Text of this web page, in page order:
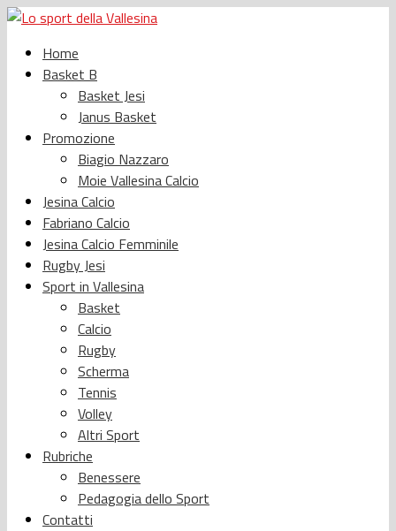
Home
Basket B
Basket Jesi
Janus Basket
Promozione
Biagio Nazzaro
Moie Vallesina Calcio
Jesina Calcio
Fabriano Calcio
Jesina Calcio Femminile
Rugby Jesi
Sport in Vallesina
Basket
Calcio
Rugby
Scherma
Tennis
Volley
Altri Sport
Rubriche
Benessere
Pedagogia dello Sport
Contatti